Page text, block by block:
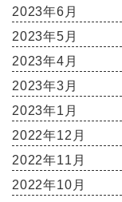
2023年6月
2023年5月
2023年4月
2023年3月
2023年1月
2022年12月
2022年11月
2022年10月